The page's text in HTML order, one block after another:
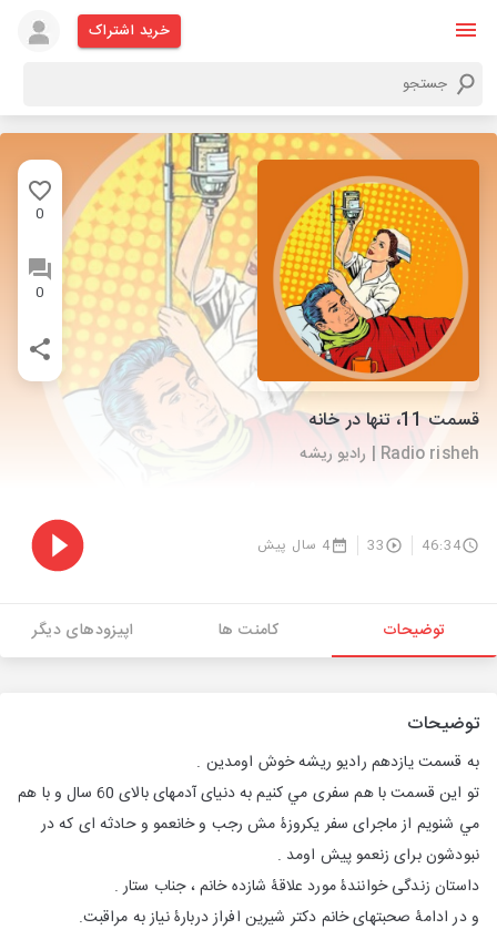
خرید اشتراک
0
0
قسمت 11، تنها در خانه
Radio risheh | رادیو ریشه
46:34
33 4 سال پیش
توضیحات کامنت ها اپیزودهای دیگر
توضیحات
به قسمت يازدهم رادیو ریشه خوش اومدین .
تو این قسمت با هم سفری مي كنيم به دنیای آدمهای بالای 60 سال و با هم
مي شنويم از ماجرای سفر یکروزۀ مش رجب و خانعمو و حادثه ای که در
نبودشون برای زنعمو پیش اومد .
داستان زندگی خوانندۀ مورد علاقۀ شازده خانم ، جناب ستار .
و در ادامۀ صحبتهای خانم دکتر شيرين افراز دربارۀ نیاز به مراقبت.